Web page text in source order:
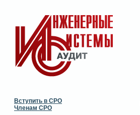
Вступить в СРО
Членам СРО